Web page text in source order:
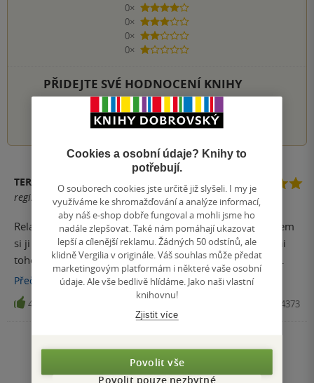
0×
4 hvězdičky
0×
3 hvězdičky
0×
2 hvězdičky
0×
1 hvezdička
PŘIDEJTE SVÉ HODNOCENÍ KNIHY
1 2 3 4 5
TEREZIE SKALICKÁ
registrovaný uživatel
Relativní novinka, krátce na pultu knihkupců, musela jsem
si ji pořídit na základě zkušenosti s předchozími knihami
tohoto autora. Přečetla jsem ji velmi rychle, tak jako ty
předchozí se čte velmi snadno. Jasné, zdánlivě podobných
knih vychází a již vyšlo spoustu. Duševní hygiena, jóga,
relaxace, posílení schopnosti vyrovnat se s každodenním
stránky nějakým obsahem, dát prodejný název. Karel
Nešpor je pro mě záruka určité kvality textu, a především
Přečíst více
4 Kniha, PORTÁL, 2018, 9788026214373
Zobrazit všechna hodnocení
Cookies a osobní údaje? Knihy to
potřebují.
O souborech cookies jste určitě již slyšeli. I my je
využíváme ke shromažďování a analýze informací,
aby náš e-shop dobře fungoval a mohli jsme ho
nadále zlepšovat. Také nám pomáhají ukazovat
lepší a cílenější reklamu. Žádných 50 odstínů, ale
klidně Vergilia v originále. Váš souhlas může předat
marketingovým platformám i některé vaše osobní
údaje. Ale vše bedlivě hlídáme. Jako naši vlastní
knihovnu!
Zjistit více
Povolit vše
Povolit pouze nezbytné